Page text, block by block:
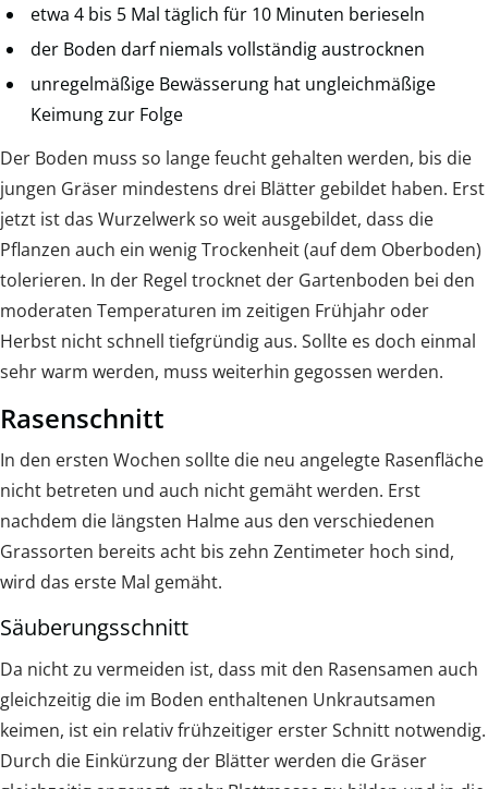
etwa 4 bis 5 Mal täglich für 10 Minuten berieseln
der Boden darf niemals vollständig austrocknen
unregelmäßige Bewässerung hat ungleichmäßige
Keimung zur Folge
Der Boden muss so lange feucht gehalten werden, bis die
jungen Gräser mindestens drei Blätter gebildet haben. Erst
jetzt ist das Wurzelwerk so weit ausgebildet, dass die
Pflanzen auch ein wenig Trockenheit (auf dem Oberboden)
tolerieren. In der Regel trocknet der Gartenboden bei den
moderaten Temperaturen im zeitigen Frühjahr oder
Herbst nicht schnell tiefgründig aus. Sollte es doch einmal
sehr warm werden, muss weiterhin gegossen werden.
Rasenschnitt
In den ersten Wochen sollte die neu angelegte Rasenfläche
nicht betreten und auch nicht gemäht werden. Erst
nachdem die längsten Halme aus den verschiedenen
Grassorten bereits acht bis zehn Zentimeter hoch sind,
wird das erste Mal gemäht.
Säuberungsschnitt
Da nicht zu vermeiden ist, dass mit den Rasensamen auch
gleichzeitig die im Boden enthaltenen Unkrautsamen
keimen, ist ein relativ frühzeitiger erster Schnitt notwendig.
Durch die Einkürzung der Blätter werden die Gräser